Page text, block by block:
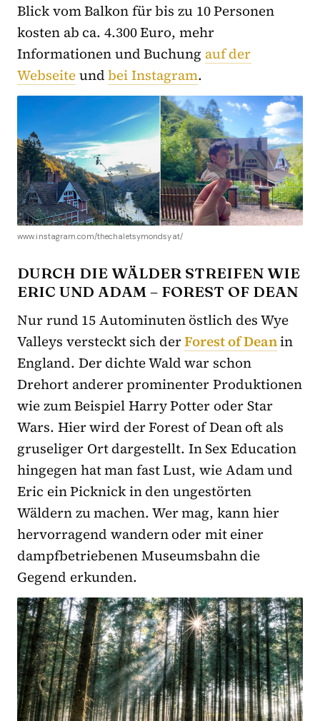
Blick vom Balkon für bis zu 10 Personen
kosten ab ca. 4.300 Euro, mehr
Informationen und Buchung auf der
Webseiteundbei Instagram.
www.instagram.com/thechaletsymondsyat/
DURCH DIE WÄLDER STREIFEN WIE
ERIC UND ADAM – FOREST OF DEAN
Nur rund 15 Autominuten östlich des Wye
Valleys versteckt sich derForest of Deanin
England. Der dichte Wald war schon
Drehort anderer prominenter Produktionen
wie zum Beispiel Harry Potter oder Star
Wars. Hier wird der Forest of Dean oft als
gruseliger Ort dargestellt. In Sex Education
hingegen hat man fast Lust, wie Adam und
Eric ein Picknick in den ungestörten
Wäldern zu machen. Wer mag, kann hier
hervorragend wandern oder mit einer
dampfbetriebenen Museumsbahn die
Gegend erkunden.